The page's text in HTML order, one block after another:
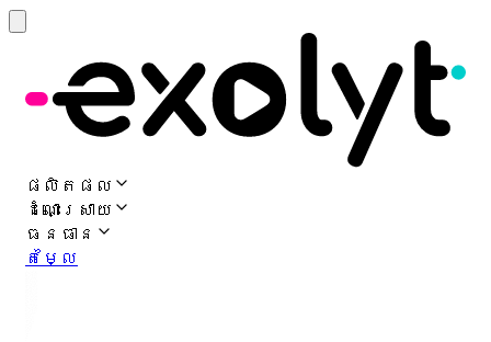
ផលិតផល
ដំណោះស្រាយ
ធនធាន
តម្លៃ